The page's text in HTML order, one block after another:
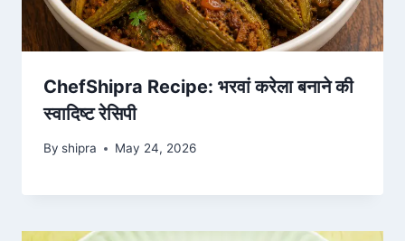
ChefShipra Recipe: भरवां करेला बनाने की
स्वादिष्ट रेसिपी
By shipra May 24, 2026